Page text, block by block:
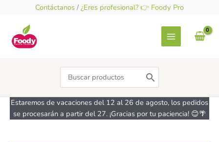
contenido
Contáctanos / ¿Eres profesional? 👉 Foody Pro
Search
for:
Estaremos de vacaciones del 12 al 26 de agosto, los pedidos
se procesarán a partir del 27. ¡Gracias por tu paciencia! 😊🌴